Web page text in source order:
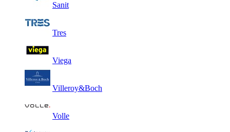
Sanit
Tres
Viega
Villeroy&Boch
Volle